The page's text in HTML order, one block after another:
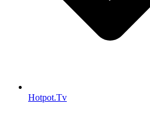
Hotpot.Tv